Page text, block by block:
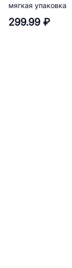
мягкая упаковка
299.99 ₽